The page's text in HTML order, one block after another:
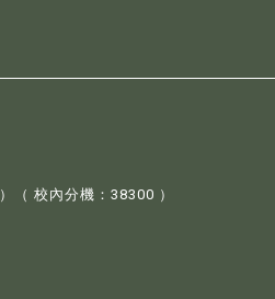
）（ 校內分機：38300 ）